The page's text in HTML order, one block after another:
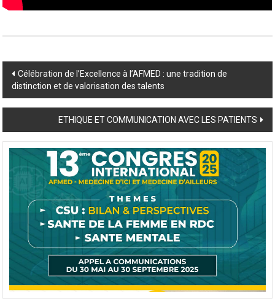
Post
navigation
Célébration de l’Excellence à l’AFMED : une tradition de
distinction et de valorisation des talents
ETHIQUE ET COMMUNICATION AVEC LES PATIENTS